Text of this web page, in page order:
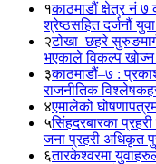
१काठमाडौं क्षेत्र नं ७
श्रेष्ठसहित दर्जनौं
२टोखा–छहरे
भएकाले विकल्प खोज्न
३काठमाडौं–७ :
राजनीतिक
४एमालेको
५सिंहदरबारका
जना प्रहरी अधिकृत
६तारकेश्वरमा